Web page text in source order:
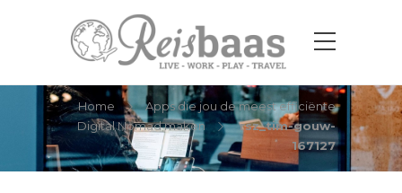
Home
Apps die jou de meest efficiënte
Digital Nomad maken
rsz_tim-gouw-
167127